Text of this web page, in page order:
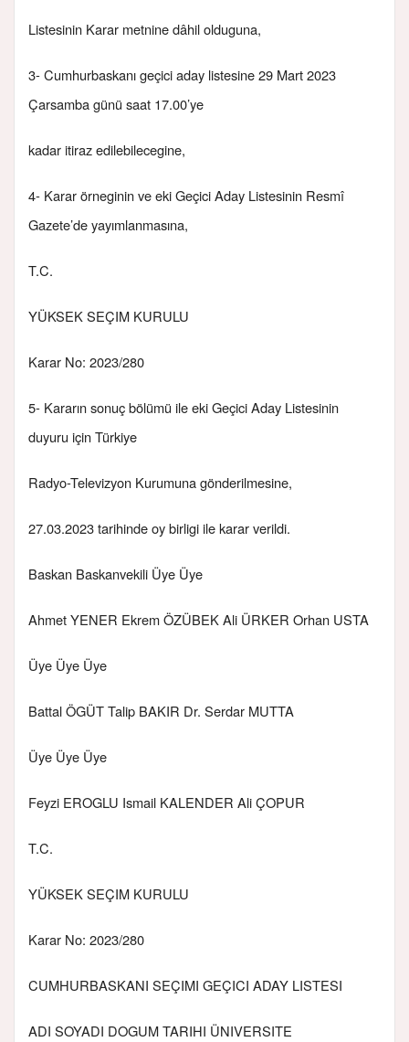
Listesinin Karar metnine dâhil olduguna,
3- Cumhurbaskanı geçici aday listesine 29 Mart 2023
Çarsamba günü saat 17.00’ye
kadar itiraz edilebilecegine,
4- Karar örneginin ve eki Geçici Aday Listesinin Resmî
Gazete’de yayımlanmasına,
T.C.
YÜKSEK SEÇIM KURULU
Karar No: 2023/280
5- Kararın sonuç bölümü ile eki Geçici Aday Listesinin
duyuru için Türkiye
Radyo-Televizyon Kurumuna gönderilmesine,
27.03.2023 tarihinde oy birligi ile karar verildi.
Baskan Baskanvekili Üye Üye
Ahmet YENER Ekrem ÖZÜBEK Ali ÜRKER Orhan USTA
Üye Üye Üye
Battal ÖGÜT Talip BAKIR Dr. Serdar MUTTA
Üye Üye Üye
Feyzi EROGLU Ismail KALENDER Ali ÇOPUR
T.C.
YÜKSEK SEÇIM KURULU
Karar No: 2023/280
CUMHURBASKANI SEÇIMI GEÇICI ADAY LISTESI
ADI SOYADI DOGUM TARIHI ÜNIVERSITE